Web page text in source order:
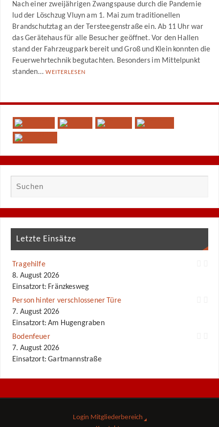
Nach einer zweijährigen Zwangspause durch die Pandemie
lud der Löschzug Vluyn am 1. Mai zum traditionellen
Brandschutztag an der Tersteegenstraße ein. Ab 11 Uhr war
das Gerätehaus für alle Besucher geöffnet. Vor den Hallen
stand der Fahrzeugpark bereit und Groß und Klein konnten die
Feuerwehrtechnik begutachten. Besonders im Mittelpunkt
standen… WEITERLESEN
Letzte Einsätze
Tragehilfe
8. August 2026
Einsatzort: Fränzkesweg
Person hinter verschlossener Türe
7. August 2026
Einsatzort: Am Hugengraben
Bodenfeuer
7. August 2026
Einsatzort: Gartmannstraße
Login Mitgliederbereich